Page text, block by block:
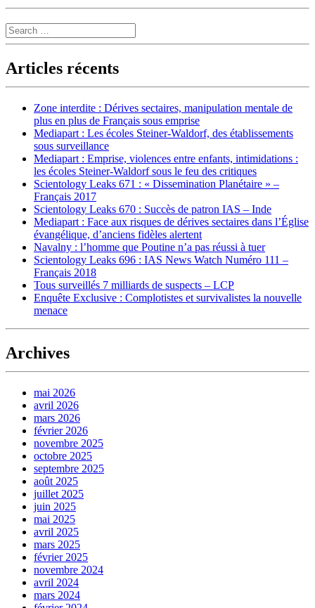
Search
Articles récents
Zone interdite : Dérives sectaires, manipulation mentale de
plus en plus de Français sous emprise
Mediapart : Les écoles Steiner-Waldorf, des établissements
sous surveillance
Mediapart : Emprise, violences entre enfants, intimidations :
les écoles Steiner-Waldorf sous le feu des critiques
Scientology Leaks 671 : « Dissemination Planétaire » –
Français 2017
Scientology Leaks 670 : Succès de patron IAS – Inde
Mediapart : Face aux risques de dérives sectaires dans l’Église
évangélique, d’anciens fidèles alertent
Navalny : l’homme que Poutine n’a pas réussi à tuer
Scientology Leaks 696 : IAS News Watch Numéro 111 –
Français 2018
Tous surveillés 7 milliards de suspects – LCP
Enquête Exclusive : Complotistes et survivalistes la nouvelle
menace
Archives
mai 2026
avril 2026
mars 2026
février 2026
novembre 2025
octobre 2025
septembre 2025
août 2025
juillet 2025
juin 2025
mai 2025
avril 2025
mars 2025
février 2025
novembre 2024
avril 2024
mars 2024